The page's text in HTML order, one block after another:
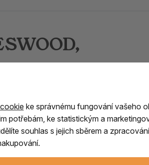
pověst pro svévysoce
a pečlivě vybrané 100%
ke správnému fungování vašeho
potřebám, ke statistickým a
souhlas s jejich sběrem a